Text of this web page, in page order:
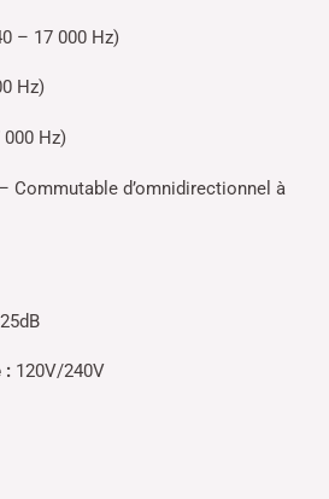
– 17 000 Hz)
Hz)
Hz)
Commutable d’omnidirectionnel à
: 120V/240V